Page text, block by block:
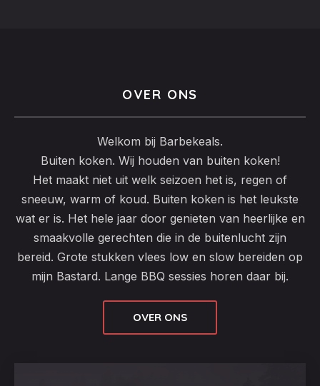
OVER ONS
Welkom bij Barbekeals.
Buiten koken. Wij houden van buiten koken!
Het maakt niet uit welk seizoen het is, regen of
sneeuw, warm of koud. Buiten koken is het leukste
wat er is. Het hele jaar door genieten van heerlijke en
smaakvolle gerechten die in de buitenlucht zijn
bereid. Grote stukken vlees low en slow bereiden op
mijn Bastard. Lange BBQ sessies horen daar bij.
OVER ONS